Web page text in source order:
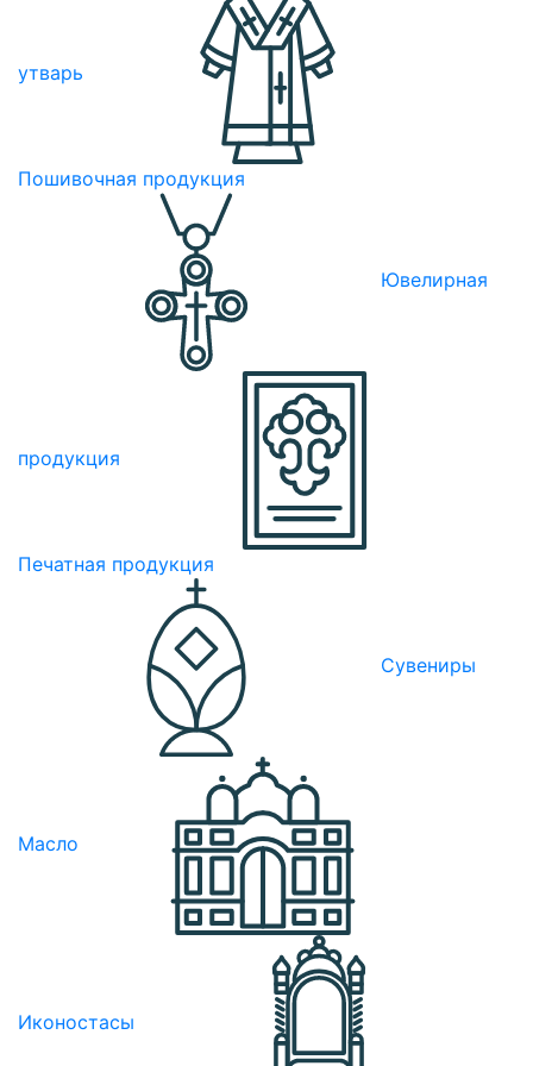
утварь
Пошивочная продукция
Ювелирная
продукция
Печатная продукция
Сувениры
Масло
Иконостасы